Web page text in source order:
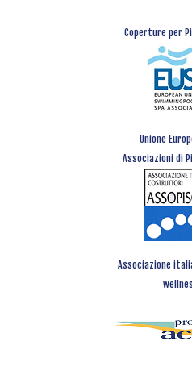
Coperture per
Unione
Associazioni di
Associazione